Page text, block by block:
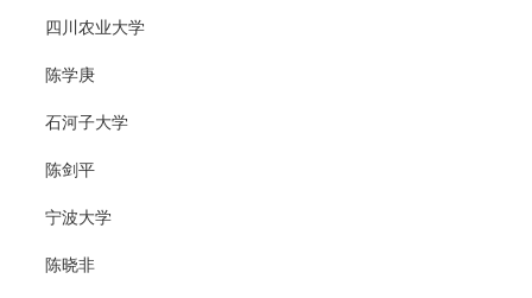
四川农业大学
陈学庚
石河子大学
陈剑平
宁波大学
陈晓非